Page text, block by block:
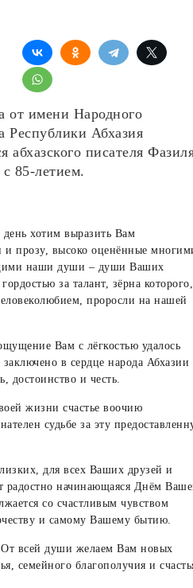
от имени Народного
Республики Абхазия
абхазского писателя
85-летием.
день хотим выразить Вам
и прозу, высоко оценённые
наши души – души Ваших
за талант, зёрна которого,
проросли на нашей
Вам с лёгкостью удалось
заключено в сердце народа Абхазии
достоинство и честь.
жизни счастье воочию
судьбе за эту
для всех Ваших друзей и
радостно начинающаяся Днём
со счастливым чувством
и самому Вашему бытию.
всей души желаем Вам новых
семейного благополучия и